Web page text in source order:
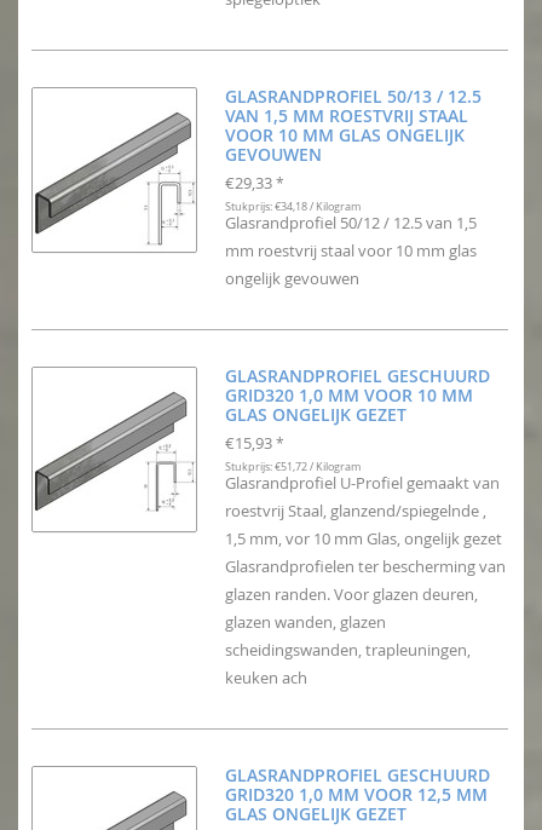
GLASRANDPROFIEL 50/13 / 12.5
VAN 1,5 MM ROESTVRIJ STAAL
VOOR 10 MM GLAS ONGELIJK
GEVOUWEN
€29,33 *
Stukprijs: €34,18 / Kilogram
Glasrandprofiel 50/12 / 12.5 van 1,5
mm roestvrij staal voor 10 mm glas
ongelijk gevouwen
GLASRANDPROFIEL GESCHUURD
GRID320 1,0 MM VOOR 10 MM
GLAS ONGELIJK GEZET
€15,93 *
Stukprijs: €51,72 / Kilogram
Glasrandprofiel U-Profiel gemaakt van
roestvrij Staal, glanzend/spiegelnde ,
1,5 mm, vor 10 mm Glas, ongelijk gezet
Glasrandprofielen ter bescherming van
glazen randen. Voor glazen deuren,
glazen wanden, glazen
scheidingswanden, trapleuningen,
keuken ach
GLASRANDPROFIEL GESCHUURD
GRID320 1,0 MM VOOR 12,5 MM
GLAS ONGELIJK GEZET